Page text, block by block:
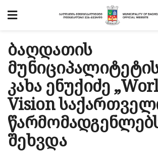
ბაღდათის
კახა ენუქიძე
Vision
შეხვდა